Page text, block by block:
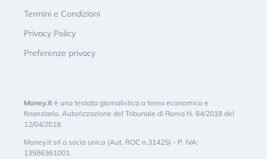
Termini e Condizioni
Privacy Policy
Preferenze privacy
Money.it è una testata giornalistica a tema economico e
finanziario. Autorizzazione del Tribunale di Roma N. 84/2018 del
12/04/2018.
Money.it srl a socio unico (Aut. ROC n.31425) - P. IVA:
13586361001